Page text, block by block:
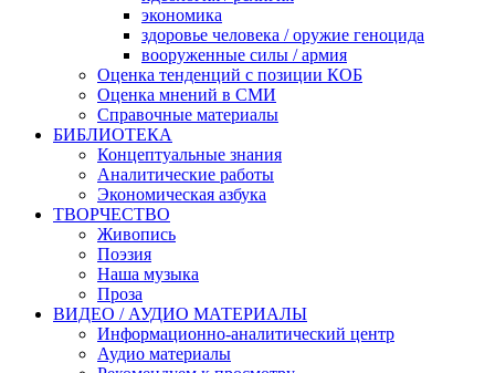
экономика
здоровье человека / оружие геноцида
вооруженные силы / армия
Оценка тенденций с позиции КОБ
Оценка мнений в СМИ
Справочные материалы
БИБЛИОТЕКА
Концептуальные знания
Аналитические работы
Экономическая азбука
ТВОРЧЕСТВО
Живопись
Поэзия
Наша музыка
Проза
ВИДЕО / АУДИО МАТЕРИАЛЫ
Информационно-аналитический центр
Аудио материалы